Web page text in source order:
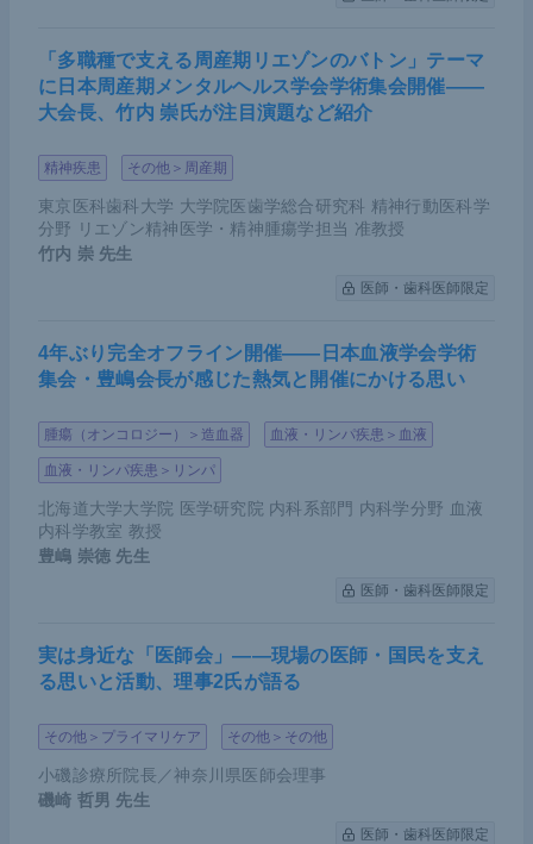
分が傷害されても上昇せず、残り1／3程度になると
急速に上昇する。
したがって現在の診断基準である25 mmHgでは、す
でに肺血管床の大半が傷害されている状態だ。仮に
診断基準が20 mmHgに変更されたとしても、依然と
して肺血管床の正常度合いが40％前後か60～80％の
範囲かは絞り込めない。肺血管床の傷害が早期の段
ることで、従来の基準では診断できなかった患者を
早期発見できる可能性がある。
運動誘発性PHの症例
運動負荷検査を実施したことで、運動誘発性PHを発
見した症例を紹介する。受診当初、mPAPが10 mm
Hgで肺血管抵抗（pulmonary vascular resistance：
た患者だ。1年後にむくみと息切れの症状を訴えた
ていた。一方で、mPAPは17 mmHg前後でPVRは1.
1mmHg/L/minと、正常範囲内であった。
我々の施設では、PAHの発症原因になりうる結合組
「多職種で支える周産期リエゾンのバトン」テーマ
に日本周産期メンタルヘルス学会学術集会開催――
大会長、竹内 崇氏が注目演題など紹介
精神疾患 その他＞周産期
東京医科歯科大学 大学院医歯学総合研究科 精神行動医科学
分野 リエゾン精神医学・精神腫瘍学担当 准教授
竹内 崇 先生
医師・歯科医師限定
4年ぶり完全オフライン開催――日本血液学会学術
集会・豊嶋会長が感じた熱気と開催にかける思い
腫瘍（オンコロジー）＞造血器 血液・リンパ疾患＞血液
血液・リンパ疾患＞リンパ
北海道大学大学院 医学研究院 内科系部門 内科学分野 血液
内科学教室 教授
豊嶋 崇徳 先生
医師・歯科医師限定
実は身近な「医師会」――現場の医師・国民を支え
る思いと活動、理事2氏が語る
その他＞プライマリケア その他＞その他
小磯診療所院長／神奈川県医師会理事
磯崎 哲男 先生
医師・歯科医師限定